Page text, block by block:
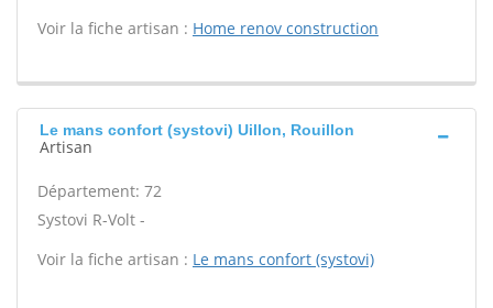
Voir la fiche artisan : Home renov construction
Le mans confort (systovi) Uillon, Rouillon
Artisan
Département: 72
Systovi R-Volt -
Voir la fiche artisan : Le mans confort (systovi)